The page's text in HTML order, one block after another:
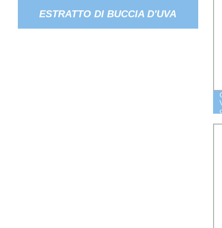
ESTRATTO DI BUCCIA D′UVA